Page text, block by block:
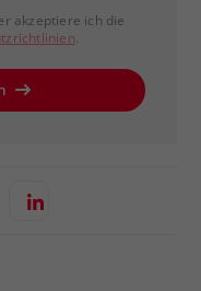
akzeptiere ich die
.